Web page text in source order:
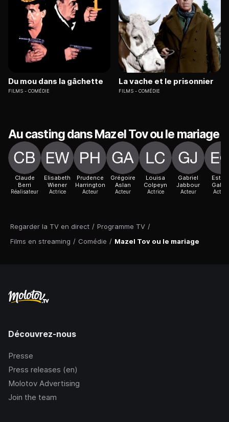
Regarder la TV en direct / Programme TV /
Films en streaming / Comédie / Mazel Tov ou le mariage
Du mou dans la gâchette
FILMS COMÉDIE
La vache et le prisonnier
FILMS COMÉDIE
Au casting dans Mazel Tov ou le mariage
Claude
Berri
Réalisateur
Elisabeth
Wiener
Actrice
Prudence
Harrington
Acteur
Grégoire
Aslan
Acteur
Louisa
Colpeyn
Actrice
Gabriel
Jabbour
Acteur Acteur
Découvrez-nous
Presse
Press releases (en)
Molotov Advertising
Join the team